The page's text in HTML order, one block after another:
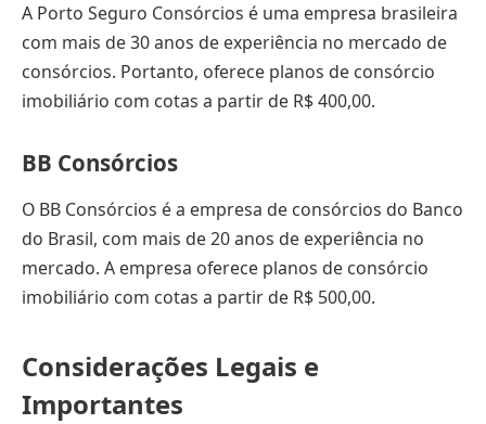
A Porto Seguro Consórcios é uma empresa brasileira
com mais de 30 anos de experiência no mercado de
consórcios. Portanto, oferece planos de consórcio
imobiliário com cotas a partir de R$ 400,00.
BB Consórcios
O BB Consórcios é a empresa de consórcios do Banco
do Brasil, com mais de 20 anos de experiência no
mercado. A empresa oferece planos de consórcio
imobiliário com cotas a partir de R$ 500,00.
Considerações Legais e
Importantes